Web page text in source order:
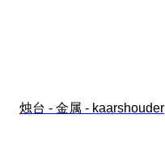
烛台 - 金属 - kaarshouder